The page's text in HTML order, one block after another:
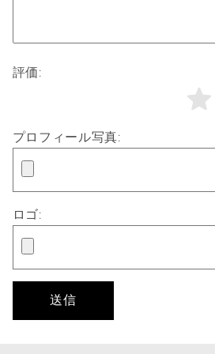
評価:
プロフィール写真:
ロゴ: